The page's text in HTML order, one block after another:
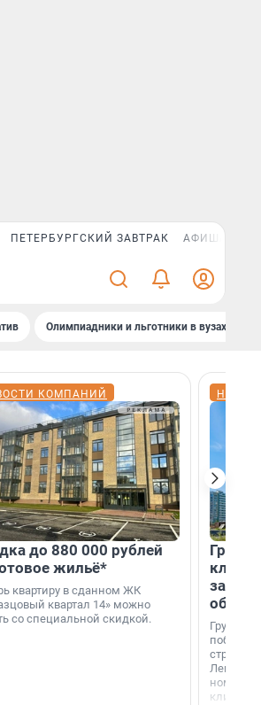
ПЕТЕРБУРГСКИЙ ЗАВТРАК АФИША PLUS
Олимпиадники и льготники в вузах СПб
КОМПАНИЙ
до 880 000 рублей
жильё*
квартиру в сданном ЖК
квартал 14» можно
со специальной скидкой.
Группа